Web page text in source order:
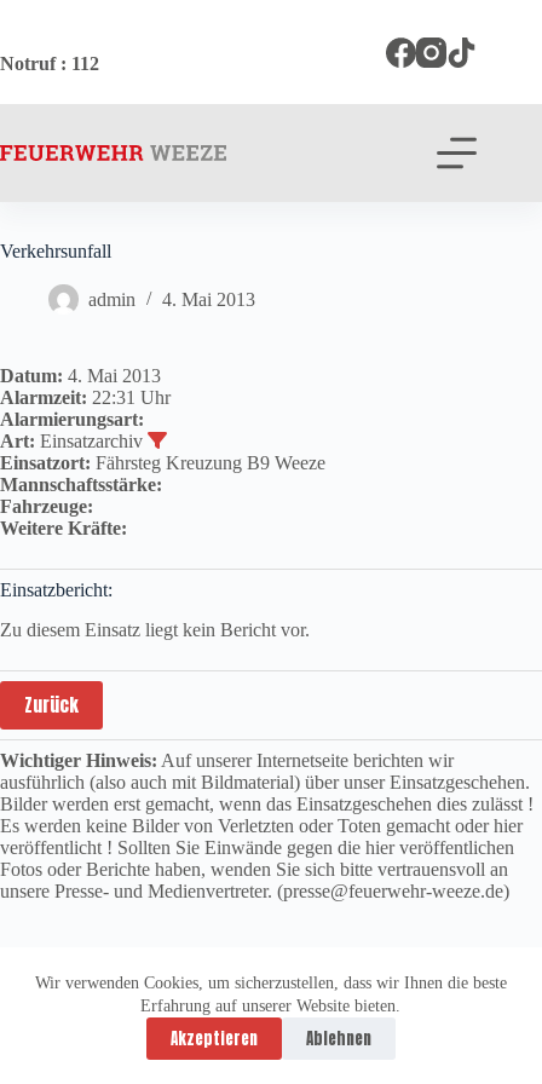
springen
Wir verwenden Cookies, um sicherzustellen, dass wir Ihnen die beste
Erfahrung auf unserer Website bieten.
Akzeptieren Ablehnen
Notruf: 112
Verkehrsunfall
admin 4. Mai 2013
Datum: 4. Mai 2013
Alarmzeit: 22:31 Uhr
Alarmierungsart:
Art: Einsatzarchiv
Einsatzort: Fährsteg Kreuzung B9 Weeze
Mannschaftsstärke:
Fahrzeuge:
Weitere Kräfte:
Einsatzbericht:
Zu diesem Einsatz liegt kein Bericht vor.
Zurück
Wichtiger Hinweis: Auf unserer Internetseite berichten wir
ausführlich (also auch mit Bildmaterial) über unser Einsatzgeschehen.
Bilder werden erst gemacht, wenn das Einsatzgeschehen dies zulässt !
Es werden keine Bilder von Verletzten oder Toten gemacht oder hier
veröffentlicht ! Sollten Sie Einwände gegen die hier veröffentlichen
Fotos oder Berichte haben, wenden Sie sich bitte vertrauensvoll an
unsere Presse- und Medienvertreter. (presse@feuerwehr-weeze.de)
Datenschutzerklärung
Impressum
Copyright © 2026 -
vitolution